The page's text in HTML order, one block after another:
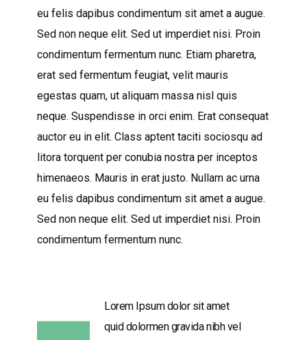
eu felis dapibus condimentum sit amet a augue.
Sed non neque elit. Sed ut imperdiet nisi. Proin
condimentum fermentum nunc. Etiam pharetra,
erat sed fermentum feugiat, velit mauris
egestas quam, ut aliquam massa nisl quis
neque. Suspendisse in orci enim. Erat consequat
auctor eu in elit. Class aptent taciti sociosqu ad
litora torquent per conubia nostra per inceptos
himenaeos. Mauris in erat justo. Nullam ac urna
eu felis dapibus condimentum sit amet a augue.
Sed non neque elit. Sed ut imperdiet nisi. Proin
condimentum fermentum nunc.
Lorem Ipsum dolor sit amet
quid dolormen gravida nibh vel